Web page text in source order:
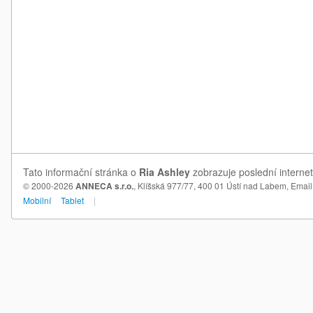
Tato informační stránka o Ria Ashley zobrazuje poslední
© 2000-2026 ANNECA s.r.o., Klíšská 977/77, 400 01 Ústí nad Labem,
Mobilní
Tablet |